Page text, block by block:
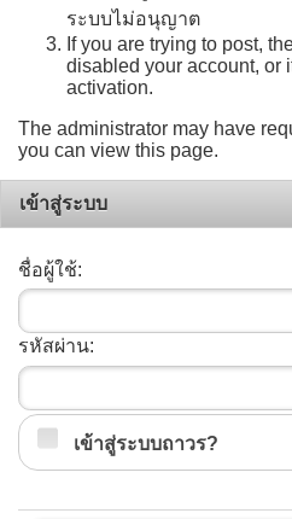
ระบบไม่อนุญาต
If you are trying to post,
disabled your account, or
activation.
The administrator may have
you can view this page.
เข้าสู่ระบบ
ชื่อผู้ใช้:
รหัสผ่าน:
เข้าสู่ระบบถาวร?